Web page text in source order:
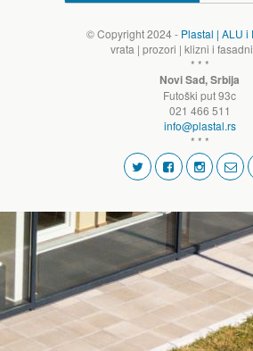
© Copyright 2024 - Plastal | ALU i
vrata | prozori | klizni i
* * *
Novi Sad, Srbija
Futoški put 93c
021 466 511
info@plastal.rs
* * *